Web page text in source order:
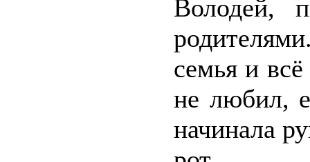
Володей,
семья и
не любил,
начинала